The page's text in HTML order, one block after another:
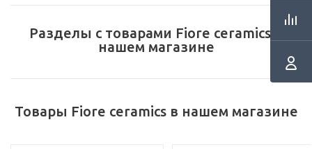
Разделы с товарами Fiore ceramics в
нашем магазине
Товары Fiore ceramics в нашем магазине